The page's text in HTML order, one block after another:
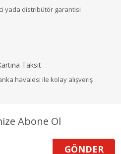
yada distribütör garantisi
Taksit
havalesi ile kolay alışveriş
Abone Ol
GÖNDER